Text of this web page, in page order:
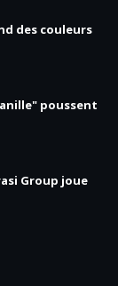
des couleurs
poussent
Group joue